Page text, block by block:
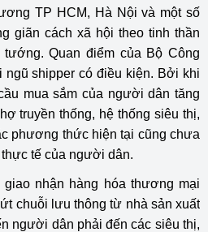
TP HCM, Hà Nội và một số
giãn cách xã hội theo tinh thần
Quan điểm của Bộ Công
shipper có điều kiện. Bởi khi
mua sắm của người dân tăng
truyền thống, hệ thống siêu thị,
phương thức hiện tại cũng chưa
tế của người dân.
nhận hàng hóa thương mại
chuỗi lưu thông từ nhà sản xuất
người dân phải đến các siêu thị,